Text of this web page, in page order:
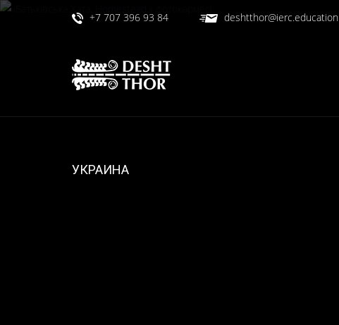
+7 707 396 93 84 deshtthor@ierc.education
УКРАИНА